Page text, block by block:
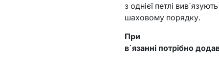
з однієї петлі
шаховому порядку.
При
в`язанні потрібно